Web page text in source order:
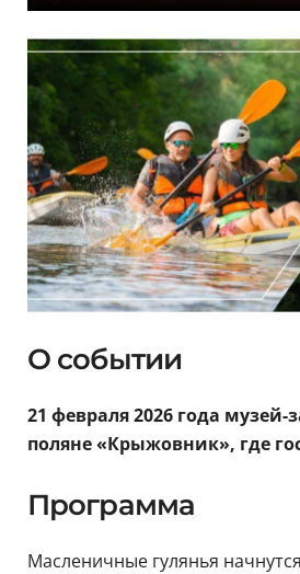
О событии
21 февраля 2026 года
поляне «Крыжовник», где
Программа
Масленичные гулянья